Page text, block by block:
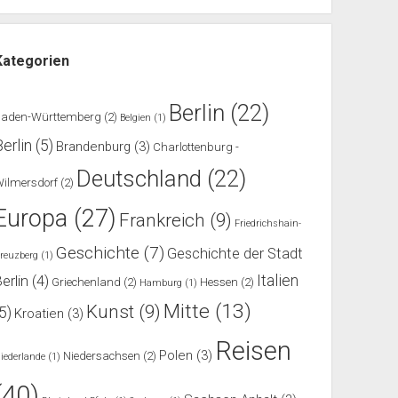
Württemberg (2) Belgien (1) Berlin (22)
(5) Brandenburg (3) Charlottenburg -
(2) Deutschland (22)
(27) Frankreich (9) Friedrichshain-
(1) Geschichte (7) Geschichte der Stadt
(4) Griechenland (2) Hamburg (1) Hessen (2) Italien
Kroatien (3) Kunst (9) Mitte (13)
(1) Niedersachsen (2) Polen (3) Reisen